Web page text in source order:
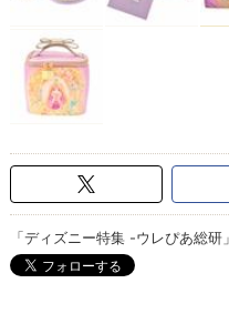
「ディズニー特集 -ウレぴあ総